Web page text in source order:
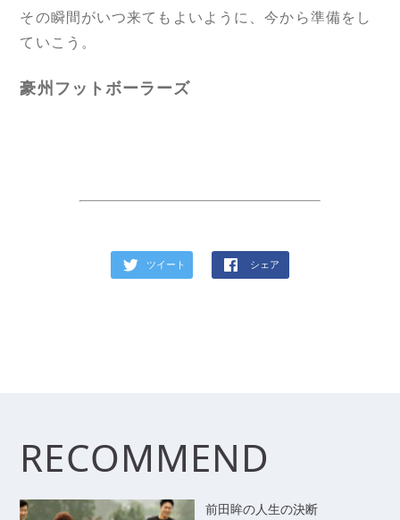
その瞬間がいつ来てもよいように、今から準備をし
ていこう。
豪州フットボーラーズ
ツイート シェア
RECOMMEND
前田眸の人生の決断